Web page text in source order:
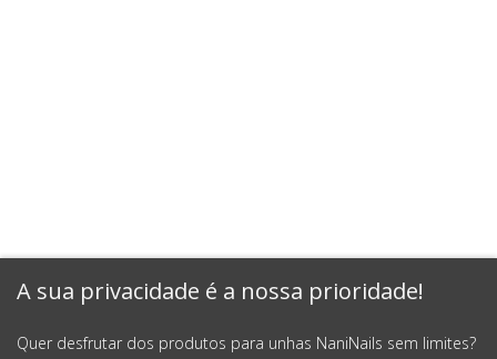
A sua privacidade é a nossa prioridade!
Quer desfrutar dos produtos para unhas NaniNails sem limites?